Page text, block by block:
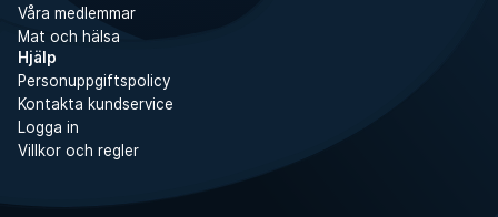
Våra medlemmar
Mat och hälsa
Hjälp
Personuppgiftspolicy
Kontakta kundservice
Logga in
Villkor och regler